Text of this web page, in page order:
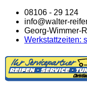
08106 - 29 124
info@walter-
Georg-Wimmer-
Werkstattzeiten: